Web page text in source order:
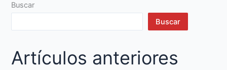
Buscar
Buscar
Artículos anteriores